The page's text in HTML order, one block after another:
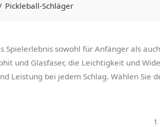
Pickleball-Schläger
sowohl für Anfänger als
und Glasfaser, die Leichtigkeit und
bei jedem Schlag. Wählen Sie